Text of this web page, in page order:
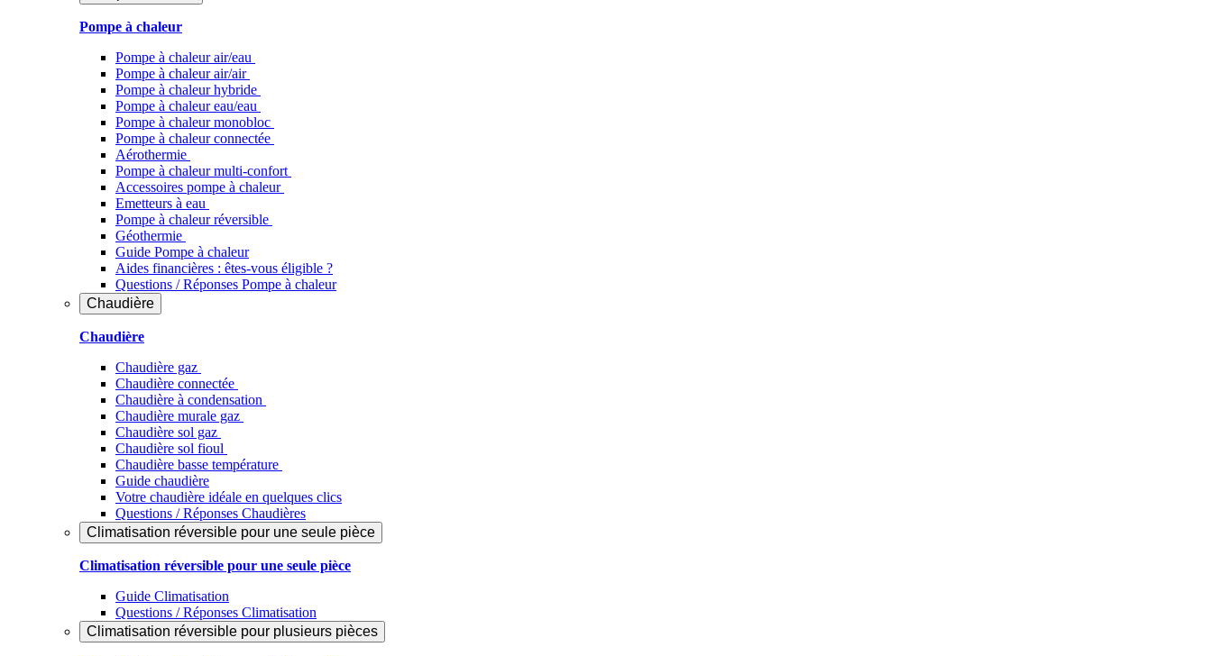
Pompe à chaleur
Pompe à chaleur air/eau
Pompe à chaleur air/air
Pompe à chaleur hybride
Pompe à chaleur​ eau/eau
Pompe à chaleur monobloc
Pompe à chaleur connectée
Aérothermie
Pompe à chaleur multi-confort
Accessoires pompe à chaleur
Emetteurs à eau
Pompe à chaleur réversible
Géothermie
Guide Pompe à chaleur
Aides financières : êtes-vous éligible ?
Questions / Réponses Pompe à chaleur
Chaudière
Chaudière
Chaudière gaz
Chaudière connectée
Chaudière à condensation
Chaudière murale gaz
Chaudière sol gaz
Chaudière sol fioul
Chaudière basse température
Guide chaudière
Votre chaudière idéale en quelques clics
Questions / Réponses Chaudières
Climatisation réversible pour une seule pièce
Climatisation réversible pour une seule pièce
Guide Climatisation
Questions / Réponses Climatisation
Climatisation réversible pour plusieurs pièces